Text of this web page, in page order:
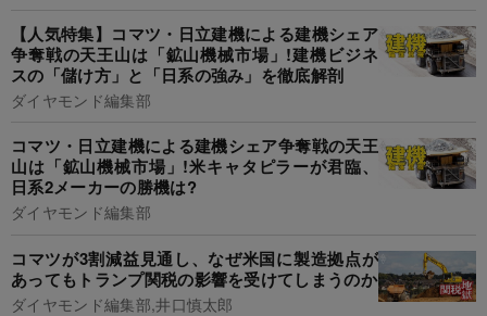
【人気特集】コマツ・日立建機による建機シェア
争奪戦の天王山は「鉱山機械市場」!建機ビジネ
スの「儲け方」と「日系の強み」を徹底解剖
ダイヤモンド編集部
コマツ・日立建機による建機シェア争奪戦の天王
山は「鉱山機械市場」!米キャタピラーが君臨、
日系2メーカーの勝機は?
ダイヤモンド編集部
コマツが3割減益見通し、なぜ米国に製造拠点が
あってもトランプ関税の影響を受けてしまうのか
ダイヤモンド編集部,井口慎太郎